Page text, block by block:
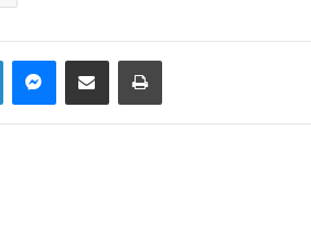
LinkedInMessengerCompartir por correo electrónicoImprimir